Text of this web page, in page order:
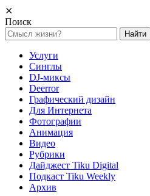
⨯
Поиск
Найти:
Услуги
Синглы
DJ-миксы
Deerror
Графический дизайн
Для Интернета
Фотографии
Анимация
Видео
Рубрики
Дайджест Tiku Digital
Подкаст Tiku Weekly
Архив